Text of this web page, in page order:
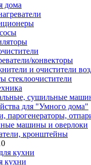
дома
конвекторы
и очистители
стеклоочистители
сушильные
для "Умного дома"
парогенераторы,
машины и оверлоки
кронштейны
кухни